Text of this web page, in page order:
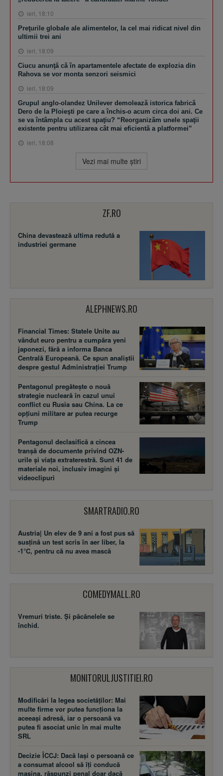
ieri, 18:10
Preţurile globale ale alimentelor, la cel mai ridicat nivel din
ultimii trei ani
ieri, 18:09
Ciucu anunţă că în apartamentele afectate de explozia din
Rahova se vor monta senzori seismici
ieri, 18:09
Grupul anglo-olandez Unilever demolează istorica fabrică
Dero de la Ploieşti pe care a închis-o acum circa doi ani. Ce
se va întâmpla cu acest spaţiu? “Reorganizăm unele spaţii
existente pentru utilizarea cât mai eficientă a platformei”
ieri, 18:08
Vezi mai multe ştiri
ZF.RO
China devastează ultima redută a
industriei germane
ALEPHNEWS.RO
Financial Times: Statele Unite au
vândut euro pentru a cumpăra yeni
japonezi, fără a informa Banca
Centrală Europeană. Ce spun analiștii
despre gestul Administrației Trump
Pentagonul pregătește o nouă
strategie nucleară în cazul unui
conflict cu Rusia sau China. La ce
opțiuni militare ar putea recurge
Trump
Pentagonul declasifică a cincea
tranșă de documente privind OZN-
urile și viața extraterestră. Sunt 41 de
materiale noi, inclusiv imagini și
videoclipuri
SMARTRADIO.RO
Austria| Un elev de 9 ani a fost pus să
susţină un test scris în aer liber, la
-1°C, pentru că nu avea mască
COMEDYMALL.RO
Vremuri triste. Şi păcănelele se
închid.
MONITORULJUSTITIEI.RO
Modificări la legea societăţilor: Mai
multe firme vor putea funcţiona la
aceeaşi adresă, iar o persoană va
putea fi asociat unic în mai multe
SRL
Decizie ÎCCJ: Dacă laşi o persoană ce
a consumat alcool să îţi conducă
maşina, răspunzi penal doar dacă